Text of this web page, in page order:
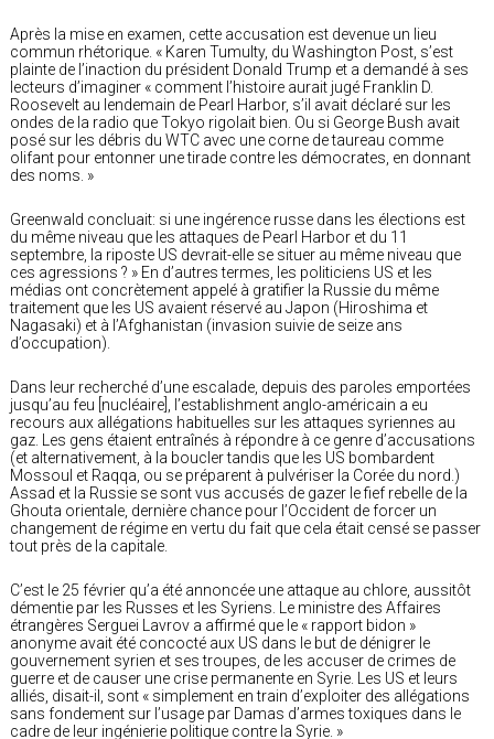
Après la mise en examen, cette accusation est devenue un lieu
commun rhétorique. « Karen Tumulty, du Washington Post, s’est
plainte de l’inaction du président Donald Trump et a demandé à ses
lecteurs d’imaginer « comment l’histoire aurait jugé Franklin D.
Roosevelt au lendemain de Pearl Harbor, s’il avait déclaré sur les
ondes de la radio que Tokyo rigolait bien. Ou si George Bush avait
posé sur les débris du WTC avec une corne de taureau comme
olifant pour entonner une tirade contre les démocrates, en donnant
des noms. »
Greenwald concluait: si une ingérence russe dans les élections est
du même niveau que les attaques de Pearl Harbor et du 11
septembre, la riposte US devrait-elle se situer au même niveau que
ces agressions ? » En d’autres termes, les politiciens US et les
médias ont concrètement appelé à gratifier la Russie du même
traitement que les US avaient réservé au Japon (Hiroshima et
Nagasaki) et à l’Afghanistan (invasion suivie de seize ans
d’occupation).
Dans leur recherché d’une escalade, depuis des paroles emportées
jusqu’au feu [nucléaire], l’establishment anglo-américain a eu
recours aux allégations habituelles sur les attaques syriennes au
gaz. Les gens étaient entraînés à répondre à ce genre d’accusations
(et alternativement, à la boucler tandis que les US bombardent
Mossoul et Raqqa, ou se préparent à pulvériser la Corée du nord.)
Assad et la Russie se sont vus accusés de gazer le fief rebelle de la
Ghouta orientale, dernière chance pour l’Occident de forcer un
changement de régime en vertu du fait que cela était censé se passer
tout près de la capitale.
C’est le 25 février qu’a été annoncée une attaque au chlore, aussitôt
démentie par les Russes et les Syriens. Le ministre des Affaires
étrangères Serguei Lavrov a affirmé que le « rapport bidon »
anonyme avait été concocté aux US dans le but de dénigrer le
gouvernement syrien et ses troupes, de les accuser de crimes de
guerre et de causer une crise permanente en Syrie. Les US et leurs
alliés, disait-il, sont « simplement en train d’exploiter des allégations
sans fondement sur l’usage par Damas d’armes toxiques dans le
cadre de leur ingénierie politique contre la Syrie. »